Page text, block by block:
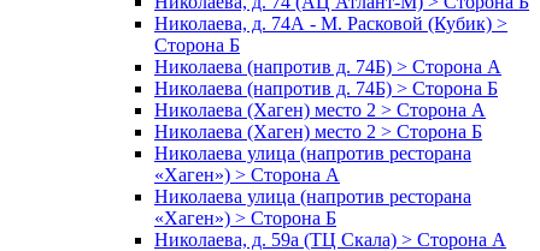
Николаева, д. 74А - М. Расковой (Кубик) >
Сторона Б
Николаева (напротив д. 74Б) > Сторона А
Николаева (напротив д. 74Б) > Сторона Б
Николаева (Хаген) место 2 > Сторона А
Николаева (Хаген) место 2 > Сторона Б
Николаева улица (напротив ресторана
«Хаген») > Сторона А
Николаева улица (напротив ресторана
«Хаген») > Сторона Б
Николаева, д. 59а (ТЦ Скала) > Сторона А